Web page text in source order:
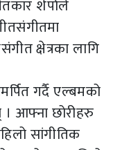
शेर्पाले
क्षेत्रका लागि
गर्दै एल्बमको
। आफ्ना छोरीहरु
सांगीतिक